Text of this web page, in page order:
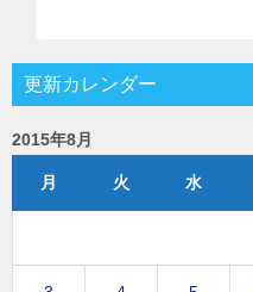
更新カレンダー
2015年8月
月 火 水